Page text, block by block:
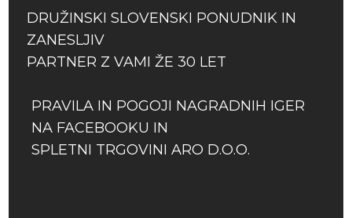
DRUŽINSKI SLOVENSKI PONUDNIK IN
ZANESLJIV
PARTNER Z VAMI ŽE 30 LET
PRAVILA IN POGOJI NAGRADNIH IGER
NA FACEBOOKU IN
SPLETNI TRGOVINI ARO D.O.O.